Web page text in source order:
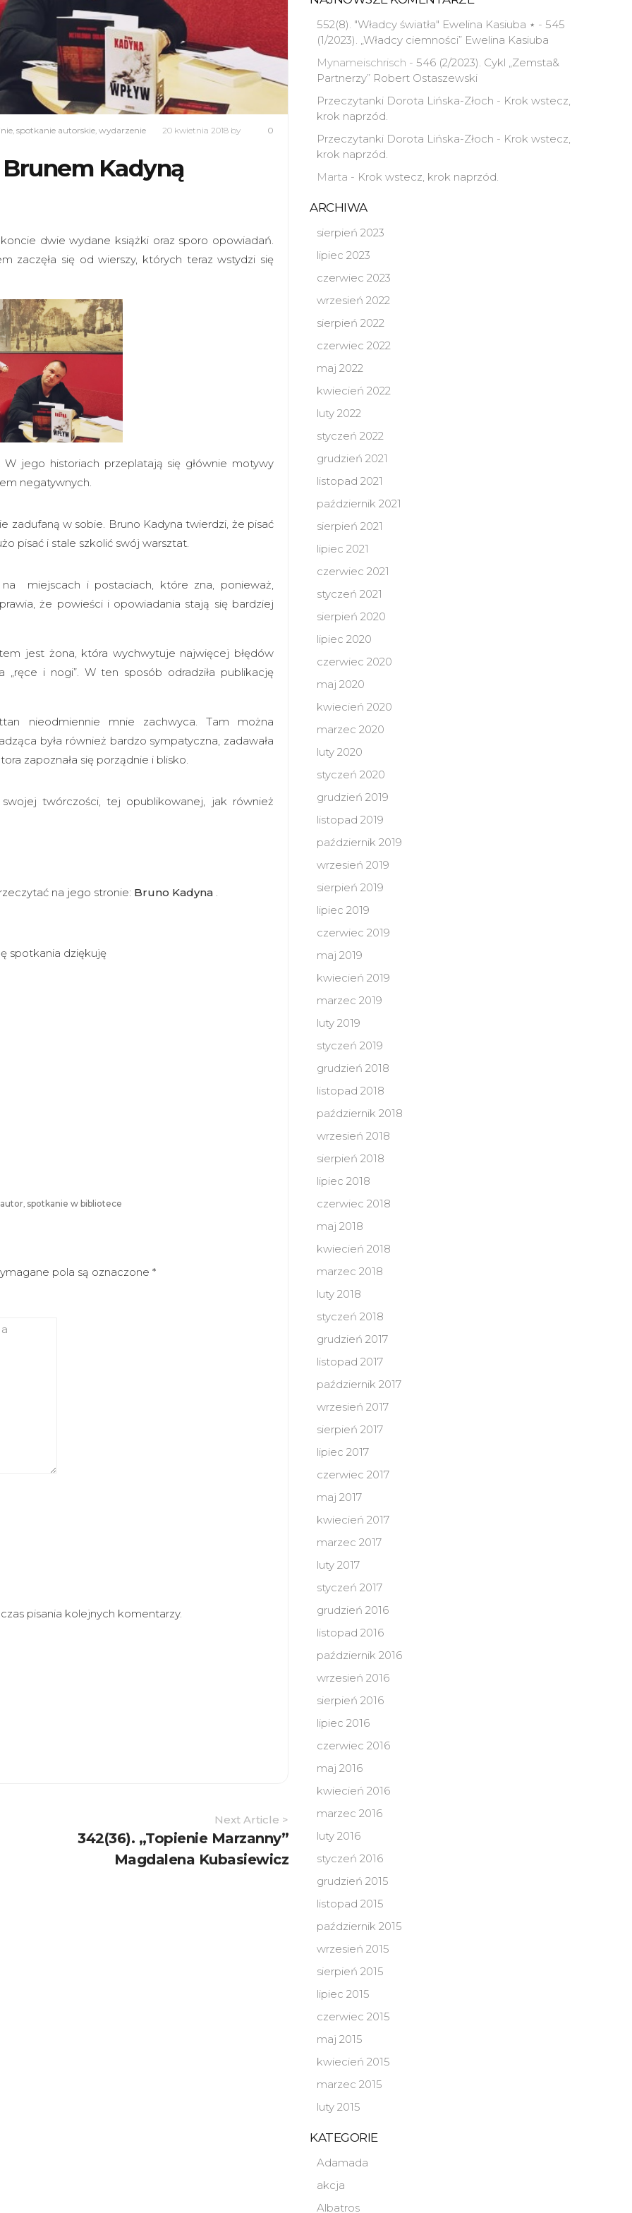
0
, spotkanie autorskie, wydarzenie 20 kwietnia 2018 by
Kadyną
dwie wydane książki oraz sporo opowiadań.
zaczęła się od wierszy, których teraz wstydzi się
jego historiach przeplatają się głównie motywy
negatywnych.
zadufaną w sobie. Bruno Kadyna twierdzi, że pisać
pisać i stale szkolić swój warsztat.
miejscach i postaciach, które zna, ponieważ,
że powieści i opowiadania stają się bardziej
jest żona, która wychwytuje najwięcej błędów
i nogi”. W ten sposób odradziła publikację
nieodmiennie mnie zachwyca. Tam można
była również bardzo sympatyczna, zadawała
zapoznała się porządnie i blisko.
twórczości, tej opublikowanej, jak również
na jego stronie: Bruno Kadyna .
spotkania dziękuję
, spotkanie w bibliotece
pola są oznaczone *
pisania kolejnych komentarzy.
Next Article >
342(36). „Topienie Marzanny”
Magdalena Kubasiewicz
552(8). "Władcy światła" Ewelina Kasiuba ⋆ - 545
(1/2023). „Władcy ciemności” Ewelina Kasiuba
Mynameischrisch - 546 (2/2023). Cykl „Zemsta&
Partnerzy” Robert Ostaszewski
Przeczytanki Dorota Lińska-Złoch - Krok wstecz,
krok naprzód.
Przeczytanki Dorota Lińska-Złoch - Krok wstecz,
krok naprzód.
Marta - Krok wstecz, krok naprzód.
ARCHIWA
sierpień 2023
lipiec 2023
czerwiec 2023
wrzesień 2022
sierpień 2022
czerwiec 2022
maj 2022
kwiecień 2022
luty 2022
styczeń 2022
grudzień 2021
listopad 2021
październik 2021
sierpień 2021
lipiec 2021
czerwiec 2021
styczeń 2021
sierpień 2020
lipiec 2020
czerwiec 2020
maj 2020
kwiecień 2020
marzec 2020
luty 2020
styczeń 2020
grudzień 2019
listopad 2019
październik 2019
wrzesień 2019
sierpień 2019
lipiec 2019
czerwiec 2019
maj 2019
kwiecień 2019
marzec 2019
luty 2019
styczeń 2019
grudzień 2018
listopad 2018
październik 2018
wrzesień 2018
sierpień 2018
lipiec 2018
czerwiec 2018
maj 2018
kwiecień 2018
marzec 2018
luty 2018
styczeń 2018
grudzień 2017
listopad 2017
październik 2017
wrzesień 2017
sierpień 2017
lipiec 2017
czerwiec 2017
maj 2017
kwiecień 2017
marzec 2017
luty 2017
styczeń 2017
grudzień 2016
listopad 2016
październik 2016
wrzesień 2016
sierpień 2016
lipiec 2016
czerwiec 2016
maj 2016
kwiecień 2016
marzec 2016
luty 2016
styczeń 2016
grudzień 2015
listopad 2015
październik 2015
wrzesień 2015
sierpień 2015
lipiec 2015
czerwiec 2015
maj 2015
kwiecień 2015
marzec 2015
luty 2015
KATEGORIE
Adamada
akcja
Albatros